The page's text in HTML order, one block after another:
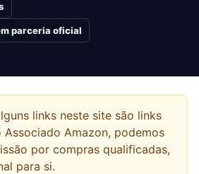
parceria oficial
links neste site são links
Amazon, podemos
por compras qualificadas,
para si.